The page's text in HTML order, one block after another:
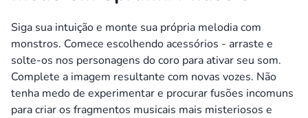
Siga sua intuição e monte sua própria melodia com
monstros. Comece escolhendo acessórios - arraste e
solte-os nos personagens do coro para ativar seu som.
Complete a imagem resultante com novas vozes. Não
tenha medo de experimentar e procurar fusões incomuns
para criar os fragmentos musicais mais misteriosos e